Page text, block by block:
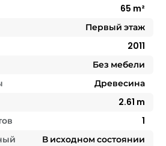
65 m²
Первый этаж
2011
Без мебели
Древесина
2.61 m
1
В исходном состоянии